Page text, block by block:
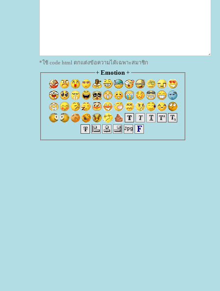
*ใช้ code html ตกแต่งข้อความได้เฉพาะสมาชิก
+Emotion +